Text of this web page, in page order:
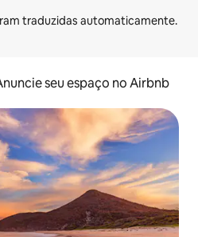
seu espaço no Airbnb